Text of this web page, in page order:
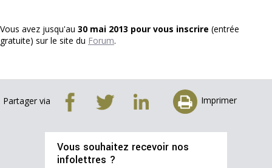
Vous avez jusqu'au 30 mai 2013 pour vous inscrire (entrée
gratuite) sur le site du Forum.
Partager via Imprimer
Vous souhaitez recevoir nos
infolettres ?